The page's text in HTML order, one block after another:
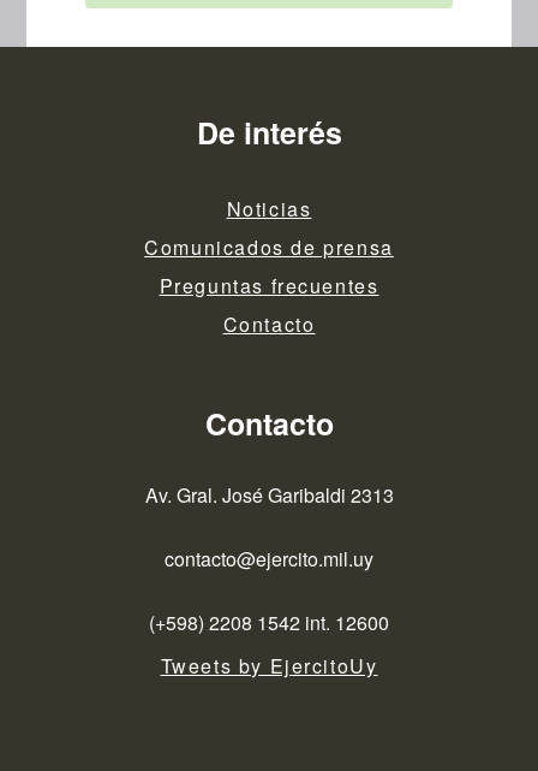
De interés
Noticias
Comunicados de prensa
Preguntas frecuentes
Contacto
Contacto
Av. Gral. José Garibaldi 2313
contacto@ejercito.mil.uy
(+598) 2208 1542 int. 12600
Tweets by EjercitoUy